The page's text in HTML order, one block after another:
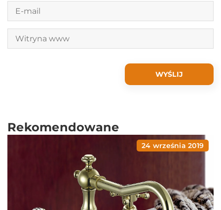
Rekomendowane
24 września 2019